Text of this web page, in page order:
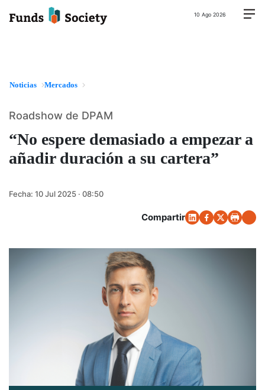
10 Ago 2026
Noticias Mercados
“No espere demasiado a empezar a
añadir duración a su cartera”
Roadshow de DPAM
Fecha: 10 Jul 2025 · 08:50
Compartir